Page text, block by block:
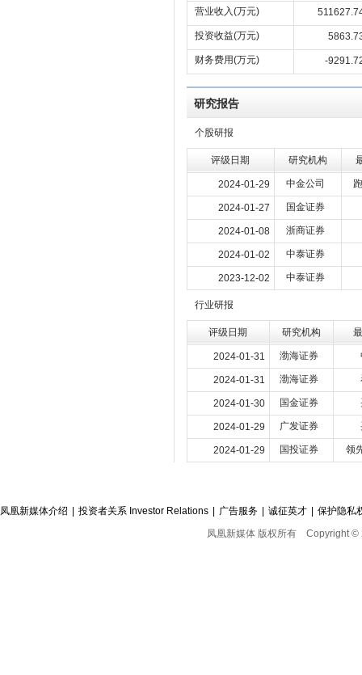
营业收入(万元)
投资收益(万元)
财务费用(万元) -
研究报告
个股研报
评级日期 研究机构
2024-01-29 中金公司
2024-01-27 国金证券
2024-01-08 浙商证券
2024-01-02 中泰证券
2023-12-02 中泰证券
行业研报
评级日期 研究机构
2024-01-31 渤海证券
2024-01-31 渤海证券
2024-01-30 国金证券
2024-01-29 广发证券
2024-01-29 国投证券 领
凤凰新媒体介绍 投资者关系 Investor Relations 广告服务 诚征英才
保护隐私
凤凰新媒体 版权所有 Copyright ©